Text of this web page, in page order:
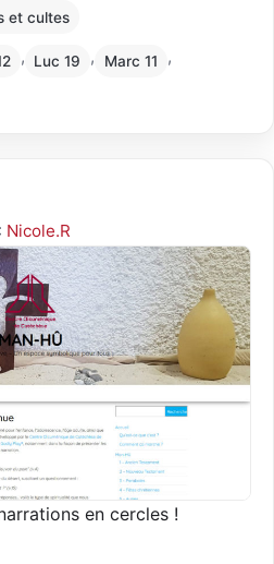
et cultes
, Luc 19 , Marc 11 ,
Nicole.R
en cercles !